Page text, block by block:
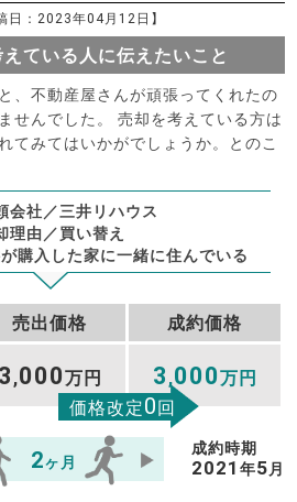
日：2023年04月12日】
ている人に伝えたいこと
、不動産屋さんが頑張ってくれたの
せんでした。 売却を考えている方は
てみてはいかがでしょうか。とのこ
会社／三井リハウス
理由／買い替え
購入した家に一緒に住んでいる
売出価格 成約価格
3 ,000万円 3 ,000万円
価格改定0回
2ヶ月
成約時期
2021 年5 月